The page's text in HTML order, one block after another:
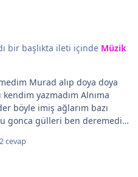
bir başlıkta ileti içinde Müzik
doya doya
cevap